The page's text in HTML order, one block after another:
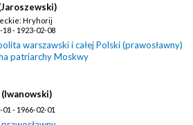
Hryhorij
18 - 1923-02-08
warszawski i całej Polski (prawosławny)
patriarchy Moskwy
01 - 1966-02-01